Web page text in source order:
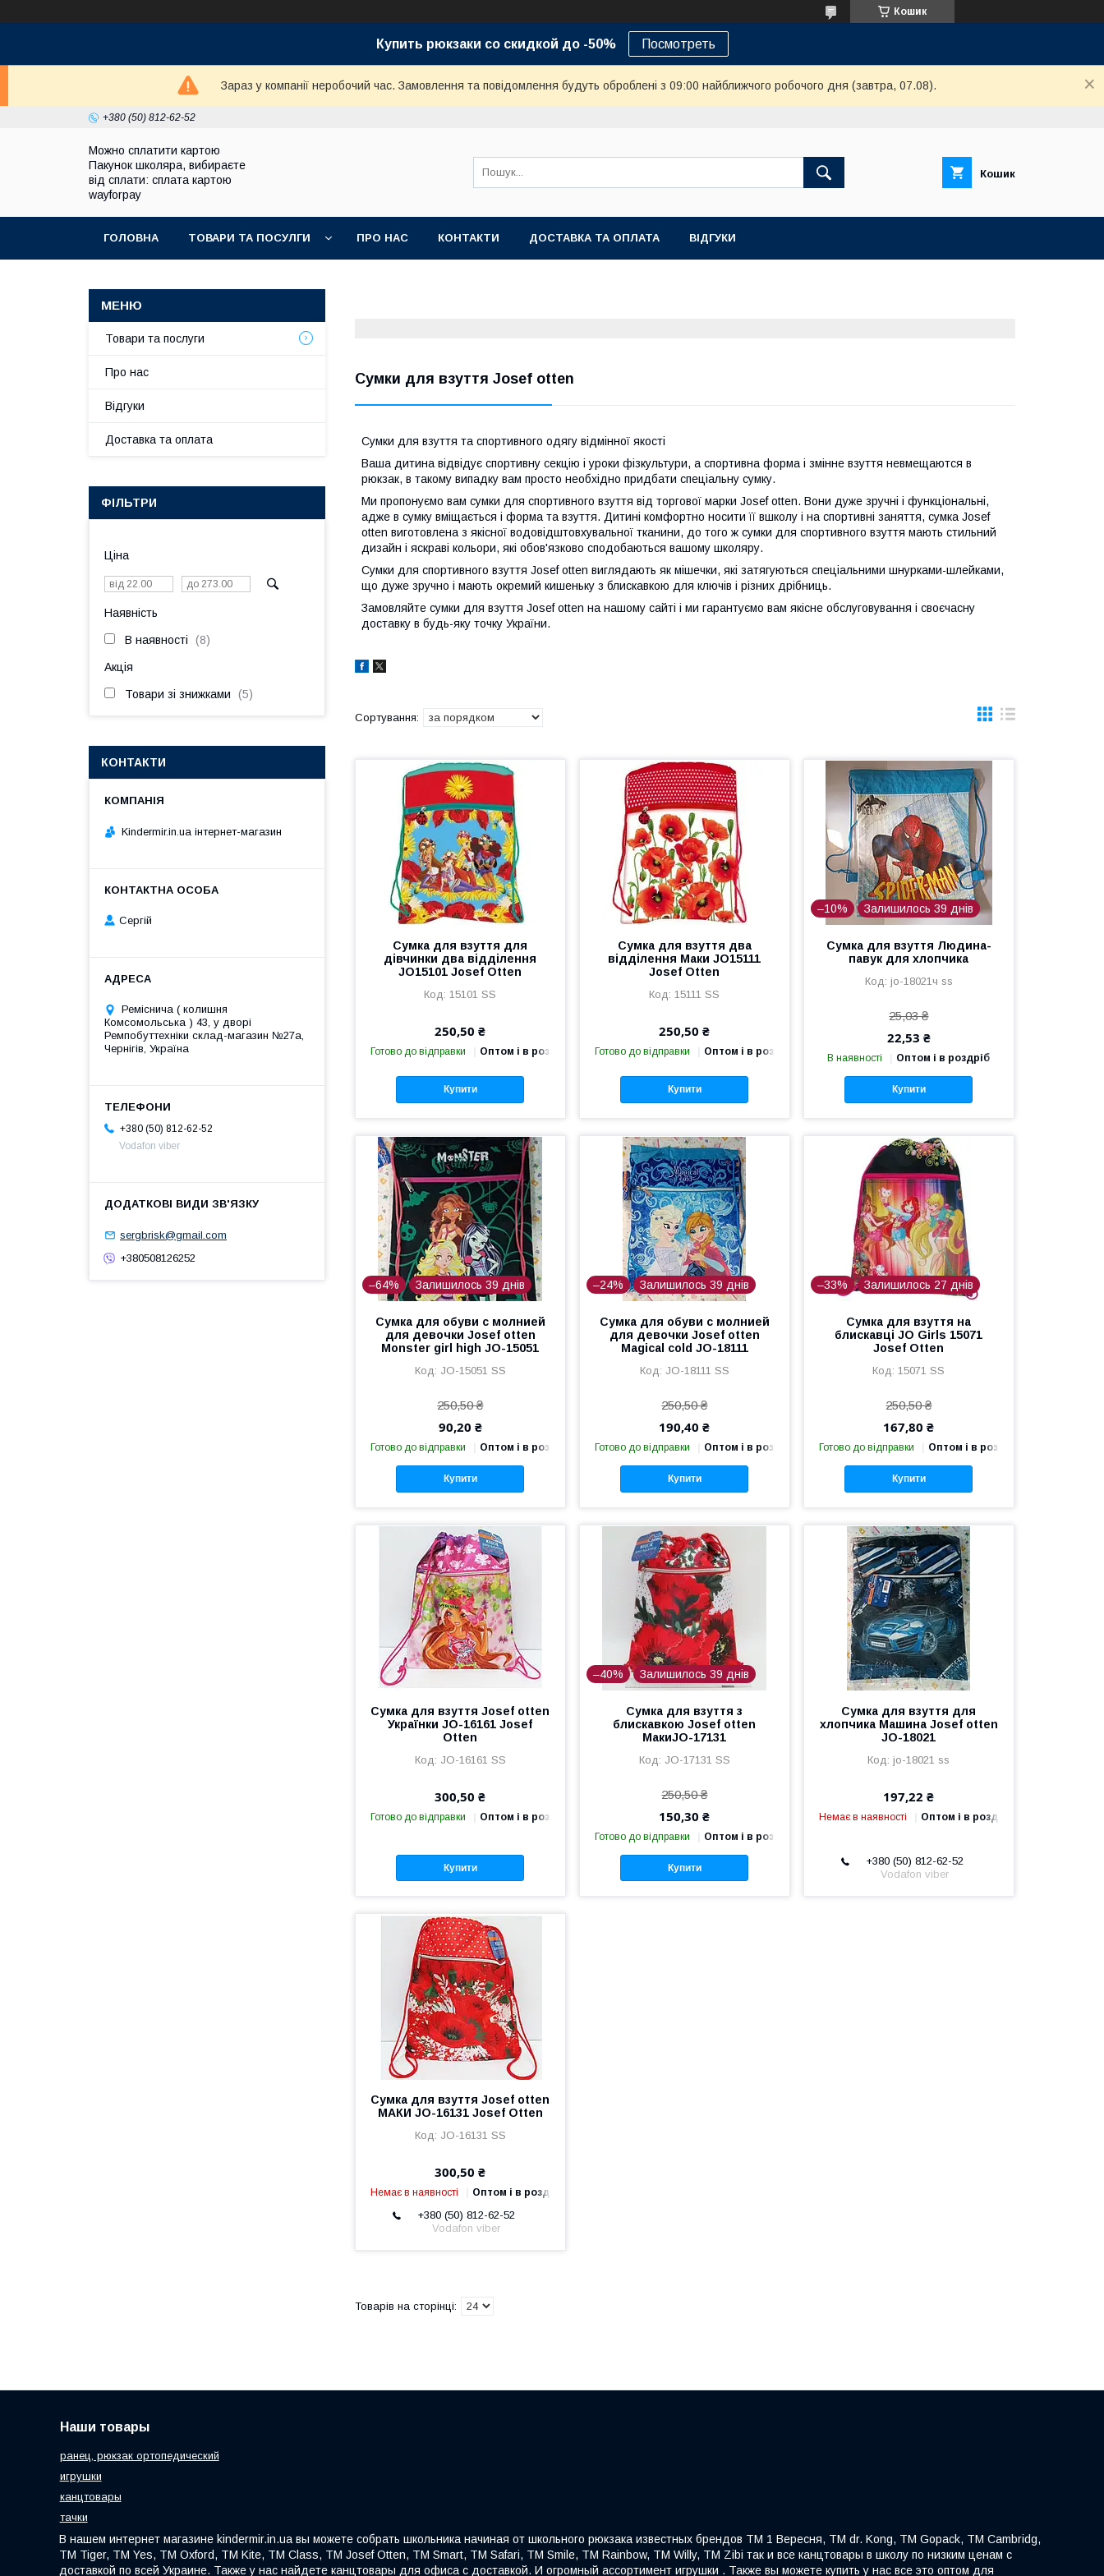
Кошик
Купить рюкзаки со скидкой до -50% Посмотреть
Зараз у компанії неробочий час. Замовлення та повідомлення будуть оброблені з 09:00 найближчого робочого дня (завтра, 07.08).
+380 (50) 812-62-52
Можно сплатити картою
Пакунок школяра, вибираєте
від сплати: сплата картою
wayforpay
Кошик
ГОЛОВНА ТОВАРИ ТА ПОСУЛГИ ПРО НАС КОНТАКТИ ДОСТАВКА ТА ОПЛАТА ВІДГУКИ
Сумки для взуття Josef otten
Сумки для взуття та спортивного одягу відмінної якості
Ваша дитина відвідує спортивну секцію і уроки фізкультури, а спортивна форма і змінне взуття невмещаются в
рюкзак, в такому випадку вам просто необхідно придбати спеціальну сумку.
Ми пропонуємо вам сумки для спортивного взуття від торгової марки Josef otten. Вони дуже зручні і функціональні,
адже в сумку вміщається і форма та взуття. Дитині комфортно носити її вшколу і на спортивні заняття, сумка Josef
otten виготовлена з якісної водовідштовхувальної тканини, до того ж сумки для спортивного взуття мають стильний
дизайн і яскраві кольори, які обов'язково сподобаються вашому школяру.
Сумки для спортивного взуття Josef otten виглядають як мішечки, які затягуються спеціальними шнурками-шлейками,
що дуже зручно і мають окремий кишеньку з блискавкою для ключів і різних дрібниць.
Замовляйте сумки для взуття Josef otten на нашому сайті і ми гарантуємо вам якісне обслуговування і своєчасну
доставку в будь-яку точку України.
Сумка для взуття для
дівчинки два відділення
JO15101 Josef Otten
15101 SS
250,50 ₴
Готово до відправки Оптом і в роздріб
Купити
Сумка для взуття два
відділення Маки JO15111
Josef Otten
15111 SS
250,50 ₴
Готово до відправки Оптом і в роздріб
Купити
–10% Залишилось 39 днів
Сумка для взуття Людина-
павук для хлопчика
jo-18021ч ss
25,03 ₴
22,53 ₴
В наявності Оптом і в роздріб
Купити
–64% Залишилось 39 днів
Сумка для обуви с молнией
для девочки Josef otten
Monster girl high JO-15051
JO-15051 SS
250,50 ₴
90,20 ₴
Готово до відправки Оптом і в роздріб
Купити
–24% Залишилось 39 днів
Сумка для обуви с молнией
для девочки Josef otten
Magical cold JO-18111
JO-18111 SS
250,50 ₴
190,40 ₴
Готово до відправки Оптом і в роздріб
Купити
–33% Залишилось 27 днів
Сумка для взуття на
блискавці JO Girls 15071
Josef Otten
15071 SS
250,50 ₴
167,80 ₴
Готово до відправки Оптом і в роздріб
Купити
Сумка для взуття Josef otten
Українки JO-16161 Josef
Otten
JO-16161 SS
300,50 ₴
Готово до відправки Оптом і в роздріб
Купити
–40% Залишилось 39 днів
Сумка для взуття з
блискавкою Josef otten
МакиЈО-17131
JO-17131 SS
250,50 ₴
150,30 ₴
Готово до відправки Оптом і в роздріб
Купити
Сумка для взуття для
хлопчика Машина Josef otten
JO-18021
jo-18021 ss
197,22 ₴
Немає в наявності Оптом і в роздріб
+380 (50) 812-62-52
Vodafon viber
Сумка для взуття Josef otten
МАКИ JO-16131 Josef Otten
JO-16131 SS
300,50 ₴
Немає в наявності Оптом і в роздріб
+380 (50) 812-62-52
Vodafon viber
Товари та послуги
Про нас
Відгуки
Доставка та оплата
ФІЛЬТРИ
Ціна
Наявність
В наявності 8
Акція
Товари зі знижками 5
КОНТАКТИ
Kindermir.in.ua інтернет-магазин
Сергій
Реміснича ( колишня
Комсомольська ) 43, у дворі
Ремпобуттехніки склад-магазин №27a,
Чернігів, Україна
+380 (50) 812-62-52
Vodafon viber
sergbrisk@gmail.com
+380508126252
Наши товары
ранец, рюкзак ортопедический
игрушки
канцтовары
тачки
В нашем интернет магазине kindermir.in.ua вы можете собрать школьника начиная от школьного рюкзака известных брендов ТМ 1 Вересня, TM dr. Kong, ТМ Gopack, ТМ Cambridg,
ТМ Tiger, ТМ Yes, ТМ Oxford, ТМ Kite, ТМ Class, ТМ Josef Otten, ТМ Smart, ТМ Safari, ТМ Smile, ТМ Rainbow, ТМ Willy, ТМ Zibi так и все канцтовары в школу по низким ценам с
доставкой по всей Украине. Также у нас найдете канцтовары для офиса с доставкой. И огромный ассортимент игрушки . Также вы можете купить у нас все это оптом для